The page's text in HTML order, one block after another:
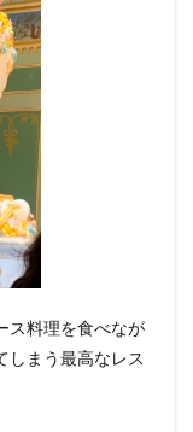
ス料理を食べなが
しまう最高なレス